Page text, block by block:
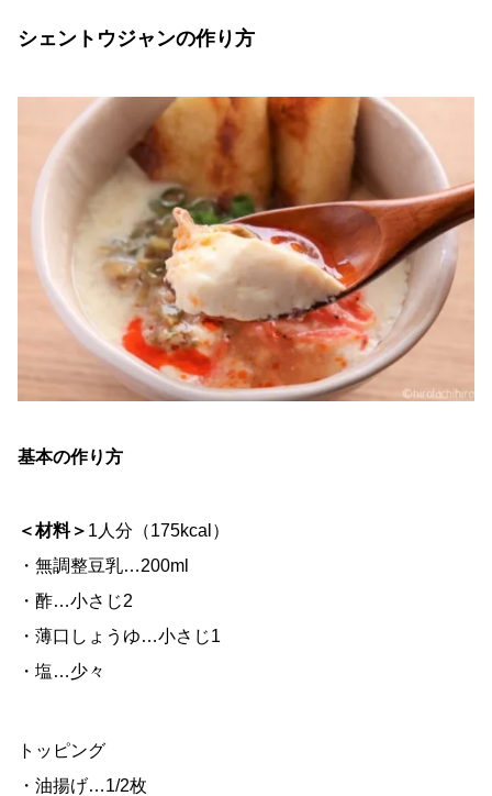
シェントウジャンの作り方
基本の作り方
＜材料＞ 1人分（175kcal）
・無調整豆乳…200ml
・酢…小さじ2
・薄口しょうゆ…小さじ1
・塩…少々
トッピング
・油揚げ…1/2枚